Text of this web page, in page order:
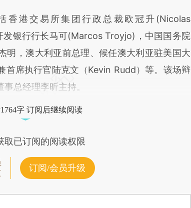
港交易所集团行政总裁欧冠升(Nicolas
发银行行长马可(Marcos Troyjo)，中国国务院
明，澳大利亚前总理、候任澳大利亚驻美国大
首席执行官陆克文（Kevin Rudd）等。该场辩
总经理李昕主持。
字 订阅后继续阅读
取已订阅的阅读权限
订阅/会员升级